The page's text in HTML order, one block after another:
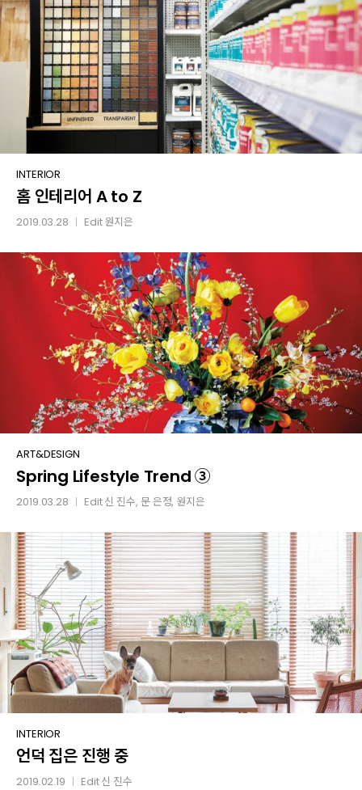
홈
인테리어
A
Z
INTERIOR
홈 인테리어 A to Z
2019.03.28 Edit원지은
Spring
Lifestyle
Trend
ART&DESIGN
Spring Lifestyle Trend ③
2019.03.28 Edit신 진수, 문 은정, 원지은
언덕
집은
진행
INTERIOR
언덕 집은 진행 중
2019.02.19 Edit신 진수